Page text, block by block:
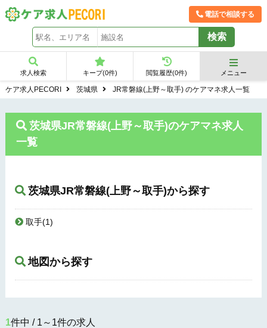
電話で相談する
求人検索 キープ(0件) 閲覧履歴(0件) メニュー
ケア求人PECORI 茨城県 JR常磐線(上野～取手) のケアマネ求人一覧
茨城県JR常磐線(上野～取手)のケアマネ求人
一覧
茨城県JR常磐線(上野～取手)から探す
取手(1)
地図から探す
1件中 / 1～1件の求人